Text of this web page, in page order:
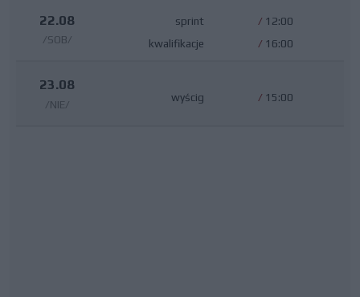
22.08
/SOB/
sprint
kwalifikacje
/ 12:00
/ 16:00
23.08
/NIE/
wyścig / 15:00